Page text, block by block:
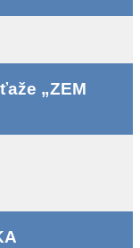
„ZEM